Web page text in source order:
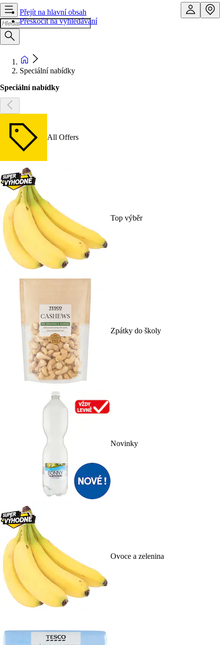
Přejít na hlavní obsah
Přeskočit na vyhledávání
Speciální nabídky
Speciální nabídky
All Offers
Top výběr
Zpátky do školy
Novinky
Ovoce a zelenina